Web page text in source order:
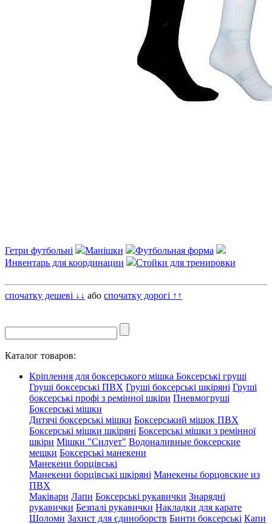
Гетри футбольні Манішки
Футбольная форма
Инвентарь для координации
Стойки для тренировки
спочатку дешеві ↓↓ або спочатку дорогі ↑↑
Каталог товаров:
Кріплення для боксерського мішка Боксерські груші
Груші боксерські ПВХ Груші боксерські шкіряні Груші
боксерські профі з ремінної шкіри Пневмогруші
Боксерські мішки
Дитячі боксерські мішки Боксерський мішок ПВХ
Боксерські мішки шкіряні Боксерські мішки з ремінної
шкіри Мішки "Силует" Водоналивные боксерские
мешки Боксерські манекени
Манекени борцівські
Манекени борцівські шкіряні Манекены борцовские из
ПВХ
Маківари Лапи Боксерські рукавички Знарядні
рукавички Безпалі рукавички Накладки для карате
Шоломи Захист для єдиноборств Бинти боксерські Капи